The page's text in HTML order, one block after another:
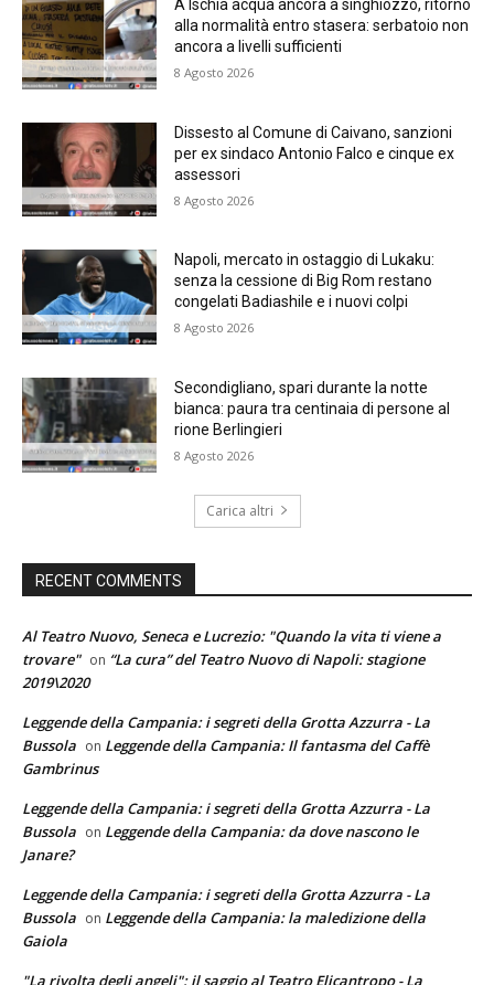
A Ischia acqua ancora a singhiozzo, ritorno
alla normalità entro stasera: serbatoio non
ancora a livelli sufficienti
8 Agosto 2026
Dissesto al Comune di Caivano, sanzioni
per ex sindaco Antonio Falco e cinque ex
assessori
8 Agosto 2026
Napoli, mercato in ostaggio di Lukaku:
senza la cessione di Big Rom restano
congelati Badiashile e i nuovi colpi
8 Agosto 2026
Secondigliano, spari durante la notte
bianca: paura tra centinaia di persone al
rione Berlingieri
8 Agosto 2026
Carica altri
RECENT COMMENTS
Al Teatro Nuovo, Seneca e Lucrezio: "Quando la vita ti viene a
trovare" on “La cura” del Teatro Nuovo di Napoli: stagione
2019\2020
Leggende della Campania: i segreti della Grotta Azzurra - La
Bussola on Leggende della Campania: Il fantasma del Caffè
Gambrinus
Leggende della Campania: i segreti della Grotta Azzurra - La
Bussola on Leggende della Campania: da dove nascono le
Janare?
Leggende della Campania: i segreti della Grotta Azzurra - La
Bussola on Leggende della Campania: la maledizione della
Gaiola
"La rivolta degli angeli": il saggio al Teatro Elicantropo - La